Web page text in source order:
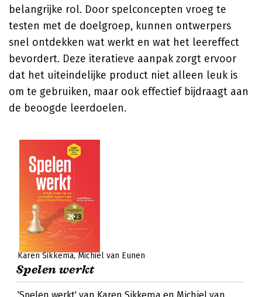
belangrijke rol. Door spelconcepten vroeg te
testen met de doelgroep, kunnen ontwerpers
snel ontdekken wat werkt en wat het leereffect
bevordert. Deze iteratieve aanpak zorgt ervoor
dat het uiteindelijke product niet alleen leuk is
om te gebruiken, maar ook effectief bijdraagt aan
de beoogde leerdoelen.
Karen Sikkema Michiel van Eunen
Spelen werkt